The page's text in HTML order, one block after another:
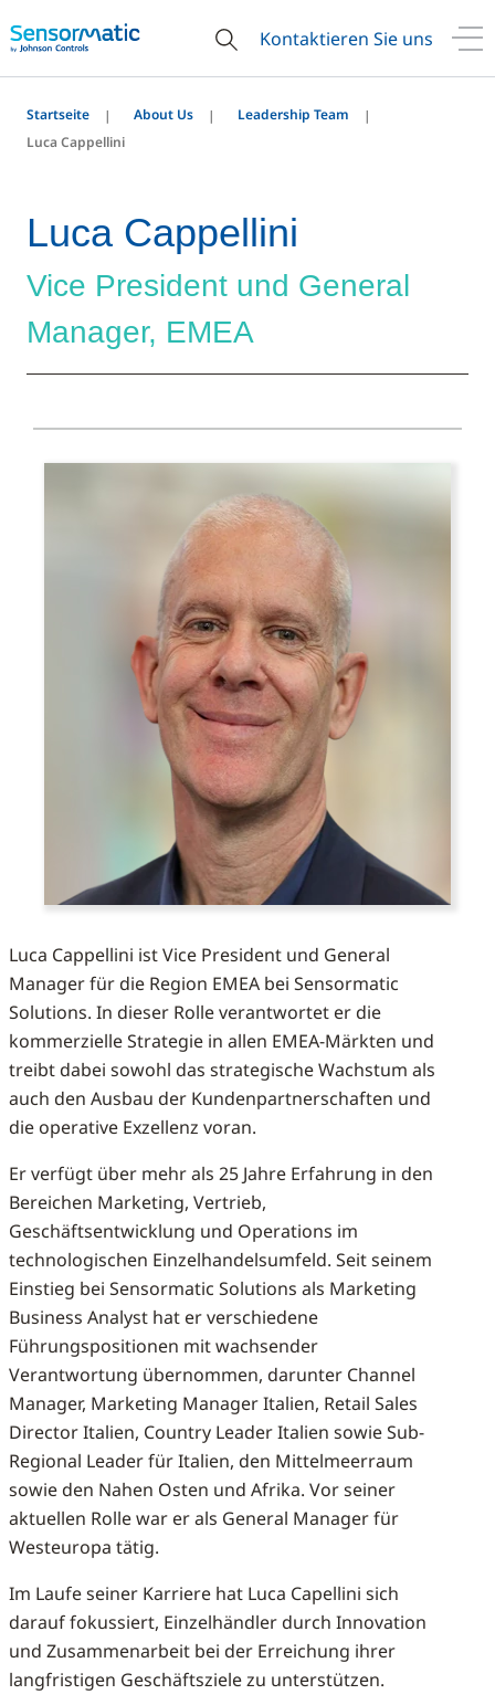
Kontaktieren Sie uns
Startseite About Us
Leadership Team
Luca Cappellini
Luca Cappellini
Vice President und General
Manager, EMEA
Luca Cappellini ist Vice President und General
Manager für die Region EMEA bei Sensormatic
Solutions. In dieser Rolle verantwortet er die
kommerzielle Strategie in allen EMEA-Märkten und
treibt dabei sowohl das strategische Wachstum als
auch den Ausbau der Kundenpartnerschaften und
die operative Exzellenz voran.
Er verfügt über mehr als 25 Jahre Erfahrung in den
Bereichen Marketing, Vertrieb,
Geschäftsentwicklung und Operations im
technologischen Einzelhandelsumfeld. Seit seinem
Einstieg bei Sensormatic Solutions als Marketing
Business Analyst hat er verschiedene
Führungspositionen mit wachsender
Verantwortung übernommen, darunter Channel
Manager, Marketing Manager Italien, Retail Sales
Director Italien, Country Leader Italien sowie Sub-
Regional Leader für Italien, den Mittelmeerraum
sowie den Nahen Osten und Afrika. Vor seiner
aktuellen Rolle war er als General Manager für
Westeuropa tätig.
Im Laufe seiner Karriere hat Luca Capellini sich
darauf fokussiert, Einzelhändler durch Innovation
und Zusammenarbeit bei der Erreichung ihrer
langfristigen Geschäftsziele zu unterstützen.